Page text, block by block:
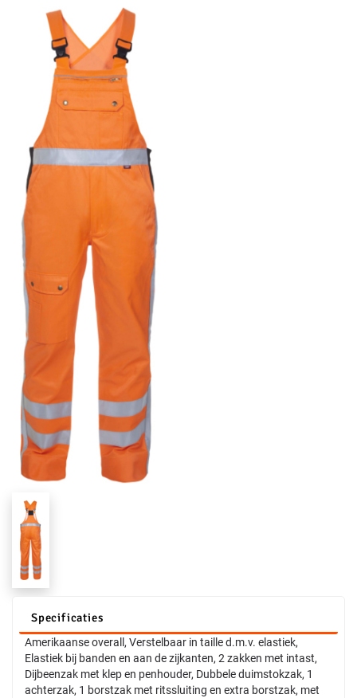
Specificaties
Amerikaanse overall, Verstelbaar in taille d.m.v. elastiek,
Elastiek bij banden en aan de zijkanten, 2 zakken met intast,
Dijbeenzak met klep en penhouder, Dubbele duimstokzak, 1
achterzak, 1 borstzak met ritssluiting en extra borstzak, met